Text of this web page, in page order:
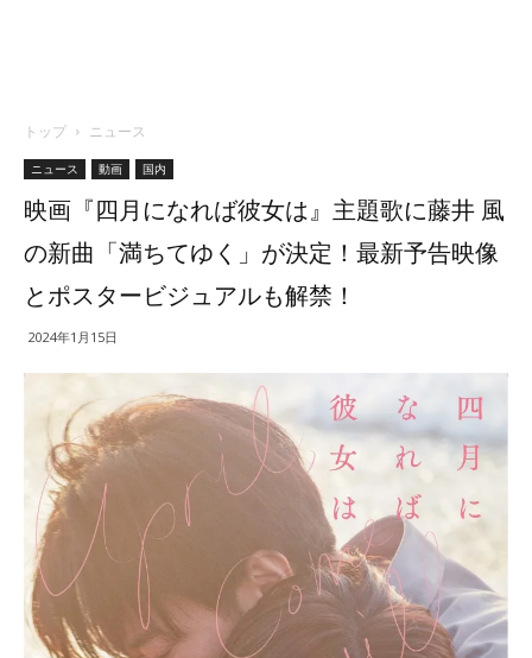
トップ ニュース
ニュース 動画 国内
映画『四月になれば彼女は』主題歌に藤井 風
の新曲「満ちてゆく」が決定！最新予告映像
とポスタービジュアルも解禁！
2024年1月15日